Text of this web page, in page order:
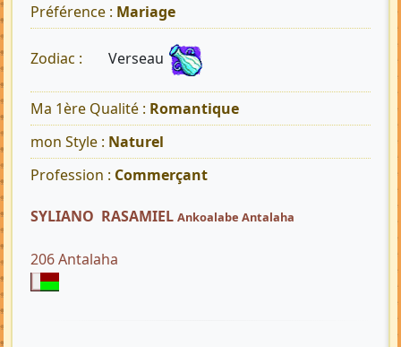
Préférence : Mariage
Zodiac : Verseau
Ma 1ère Qualité : Romantique
mon Style : Naturel
Profession : Commerçant
SYLIANO RASAMIEL Ankoalabe Antalaha
206 Antalaha